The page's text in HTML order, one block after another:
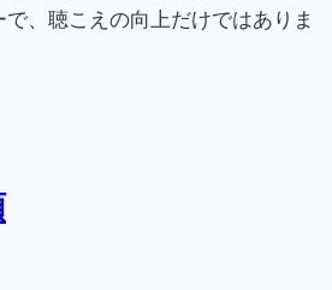
、聴こえの向上だけではありま